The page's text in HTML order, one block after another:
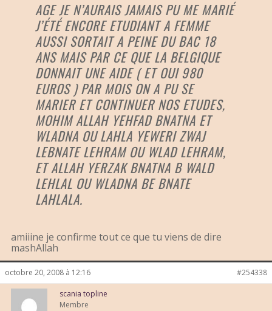
AGE JE N’AURAIS JAMAIS PU ME MARIÉ
J’ÉTÉ ENCORE ETUDIANT A FEMME
AUSSI SORTAIT A PEINE DU BAC 18
ANS MAIS PAR CE QUE LA BELGIQUE
DONNAIT UNE AIDE ( ET OUI 980
EUROS ) PAR MOIS ON A PU SE
MARIER ET CONTINUER NOS ETUDES,
MOHIM ALLAH YEHFAD BNATNA ET
WLADNA OU LAHLA YEWERI ZWAJ
LEBNATE LEHRAM OU WLAD LEHRAM,
ET ALLAH YERZAK BNATNA B WALD
LEHLAL OU WLADNA BE BNATE
LAHLALA.
amiiine je confirme tout ce que tu viens de dire
mashAllah
octobre 20, 2008 à 12:16 #254338
scania topline
Membre